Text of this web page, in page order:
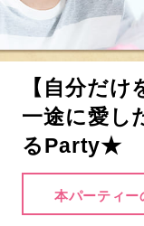
【自分だ
一途に愛し
るParty★
本パーティー